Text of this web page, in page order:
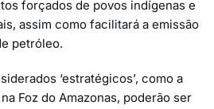
forçados de povos indígenas e
assim como facilitará a emissão
petróleo.
‘estratégicos’, como a
Foz do Amazonas, poderão ser